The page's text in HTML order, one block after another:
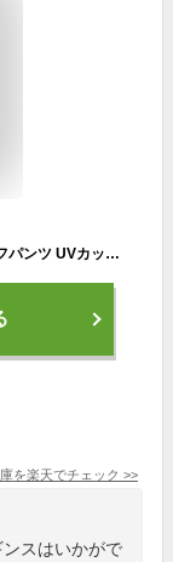
ゴルフ レギンス レディース 日焼け対策 冷感 ゴルフパンツ UVカット ゴルフレギンス レディース レギンス ゴルフウェア 夏 吸汗速乾 ひんやり インナー トレンカ パンツ 美脚 スポーツストッキング 接触冷感 スパッツ 着圧 アウトドア 日焼け防止 熱中症対策 女性ゴルフ
を楽天でチェック >>
スはいかがで